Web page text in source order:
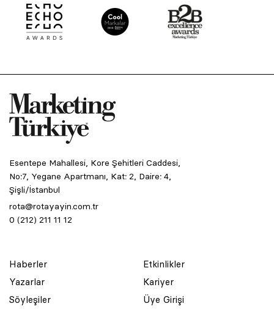
Esentepe Mahallesi, Kore Şehitleri Caddesi,
No:7, Yegane Apartmanı, Kat: 2, Daire: 4,
Şişli/İstanbul
rota@rotayayin.com.tr
0 (212) 211 11 12
Haberler
Yazarlar
Söyleşiler
Etkinlikler
Kariyer
Üye Girişi